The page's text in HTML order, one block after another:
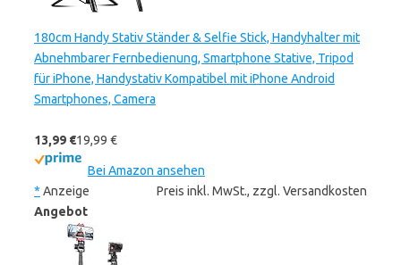
180cm Handy Stativ Ständer & Selfie Stick, Handyhalter mit
Abnehmbarer Fernbedienung, Smartphone Stative, Tripod
für iPhone, Handystativ Kompatibel mit iPhone Android
Smartphones, Camera
13,99 €19,99 €
Bei Amazon ansehen
* Anzeige
Preis inkl. MwSt., zzgl. Versandkosten
Angebot